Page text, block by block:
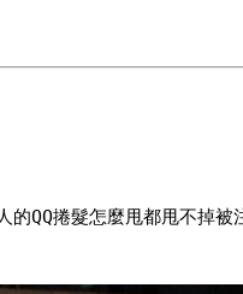
QQ捲髮怎麼甩都甩不掉被